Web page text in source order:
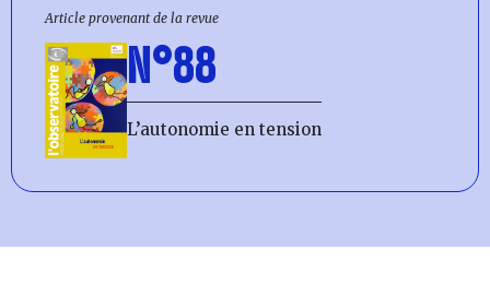
Article provenant de la revue
N°88
L’autonomie en tension